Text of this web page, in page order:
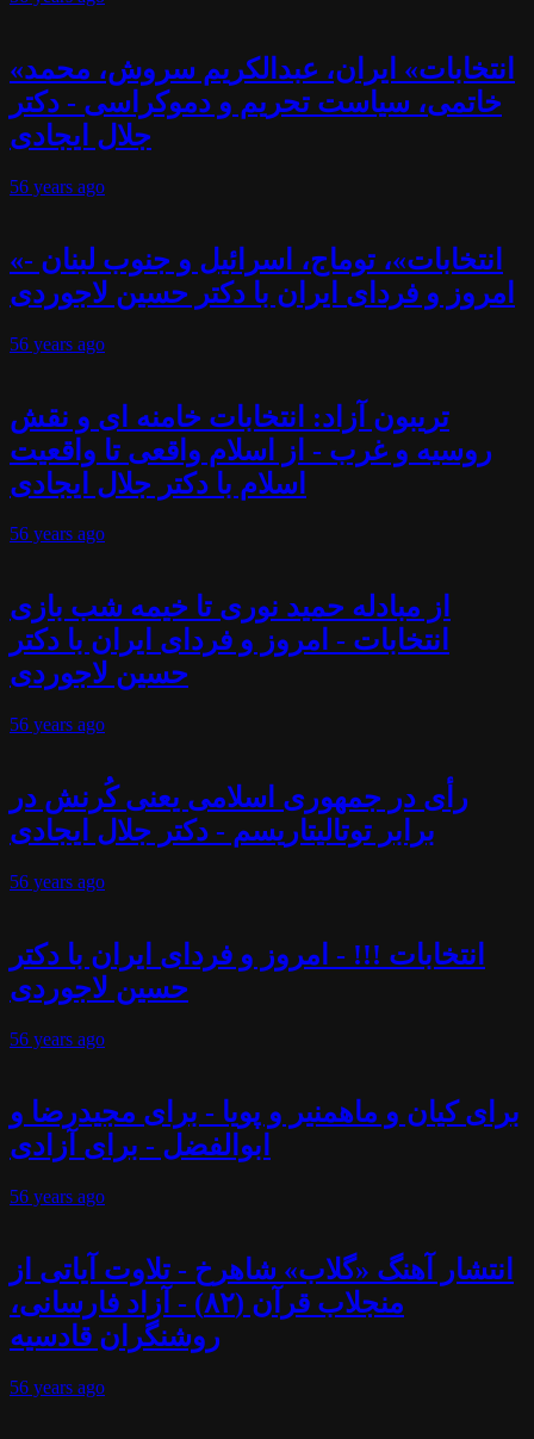
«انتخابات» ایران، عبدالکریم سروش، محمد
خاتمی، سیاست تحریم و دموکراسی - دکتر
جلال ایجادی
56 years ago
«انتخابات»، توماج، اسرائیل و جنوب لبنان -
امروز و فردای ایران با دکتر حسین لاجوردی
56 years ago
تریبون آزاد: انتخابات خامنه ای و نقش
روسیه و غرب - از اسلام واقعی تا واقعیت
اسلام با دکتر جلال ایجادی
56 years ago
از مبادله حمید نوری تا خیمه شب بازی
انتخابات - امروز و فردای ایران با دکتر
حسین لاجوردی
56 years ago
رأی در جمهوری اسلامی یعنی کُرنش در
برابر توتالیتاریسم - دکتر جلال ایجادی
56 years ago
انتخابات !!! - امروز و فردای ایران با دکتر
حسین لاجوردی
56 years ago
برای کیان و ماهمنیر و پویا - برای مجیدرضا و
ابوالفضل - برای آزادی
56 years ago
انتشار آهنگ «گلاب» شاهرخ - تلاوت آیاتی از
منجلاب قرآن (۸۲) - آزاد فارسانی،
روشنگران قادسیه
56 years ago